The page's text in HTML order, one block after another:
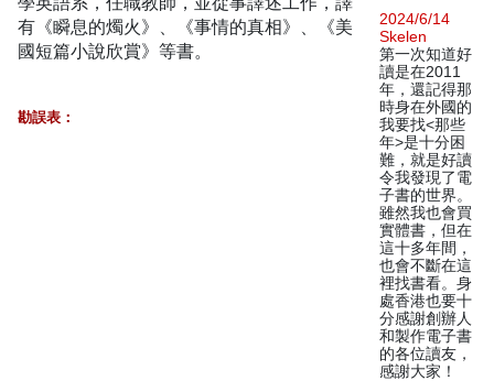
有《瞬息的燭火》、《事情的真相》、《美
國短篇小說欣賞》等書。
勘誤表：
2024/6/14
Skelen
第一次知道好
讀是在2011
年，還記得那
時身在外國的
我要找<那些
年>是十分困
難，就是好讀
令我發現了電
子書的世界。
雖然我也會買
實體書，但在
這十多年間，
也會不斷在這
裡找書看。身
處香港也要十
分感謝創辦人
和製作電子書
的各位讀友，
感謝大家！